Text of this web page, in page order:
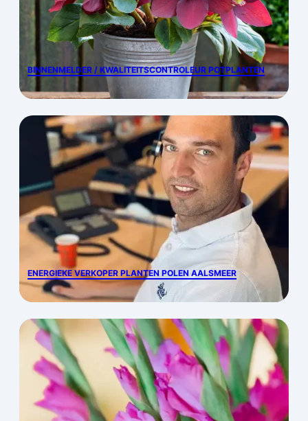
BINNENMELDER / KWALITEITSCONTROLEUR POTPLANTEN
ENERGIEKE VERKOPER PLANTEN POLEN AALSMEER